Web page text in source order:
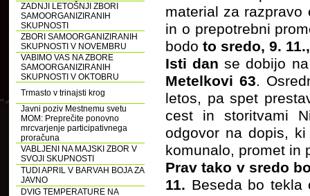
ZADNJI LETOŠNJI ZBORI
SAMOORGANIZIRANIH
SKUPNOSTI
ZBORI SAMOORGANIZIRANIH
SKUPNOSTI V NOVEMBRU
VABIMO VAS NA ZBORE
SAMOORGANIZIRANIH
SKUPNOSTI V OKTOBRU
Trmasto v trinajsti krog
Javni poziv Mestnemu svetu
MOM: Preprečite ponovno
mrcvarjenje participativnega
proračuna
VABLJENI NA MAJSKI ZBOR V
SVOJI SKUPNOSTI
TUDI APRIL V BARVAH BOJA ZA
JAVNO
DVIG TEMPERATURE NA
material za
in o prepotrebni
bodo to sredo, 9.
Isti dan se dobijo
Metelkovi 63.
letos, pa spet
cest in storitvami
odgovor na dopis,
komunalo, promet in
Prav tako v sredo
11. Beseda bo tekla